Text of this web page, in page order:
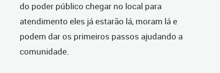
do poder público chegar no local para
atendimento eles já estarão lá, moram lá e
podem dar os primeiros passos ajudando a
comunidade.